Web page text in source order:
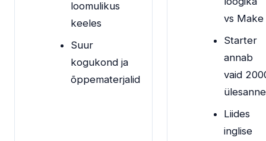
loomulikus
keeles
Suur
kogukond ja
õppematerjalid
vs Make
Starter
annab
vaid
Liides
inglise